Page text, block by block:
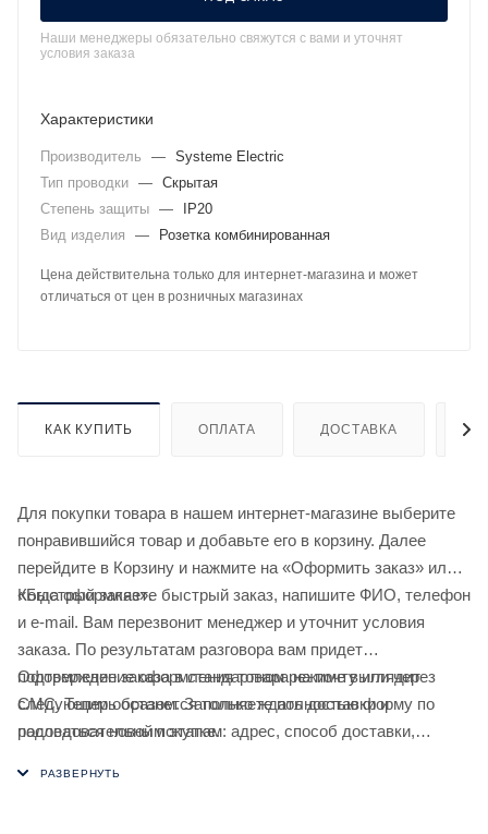
Наши менеджеры обязательно свяжутся с вами и уточнят
условия заказа
Характеристики
Производитель — Systeme Electric
Тип проводки — Скрытая
Степень защиты —
IP20
Вид изделия
— Розетка комбинированная
Цена действительна только для интернет-магазина и может
отличаться от цен в розничных магазинах
КАК КУПИТЬ ОПЛАТА ДОСТАВКА
Для покупки товара в нашем интернет-магазине выберите
понравившийся товар и добавьте его в корзину. Далее
перейдите в Корзину и нажмите на «Оформить заказ» или
«Быстрый заказ».
Когда оформляете быстрый заказ, напишите ФИО, телефон
и e-mail. Вам перезвонит менеджер и уточнит условия
заказа. По результатам разговора вам придет
подтверждение оформления товара на почту или через
СМС. Теперь останется только ждать доставки и
радоваться новой покупке.
Оформление заказа в стандартном режиме выглядит
следующим образом. Заполняете полностью форму по
последовательным этапам: адрес, способ доставки,